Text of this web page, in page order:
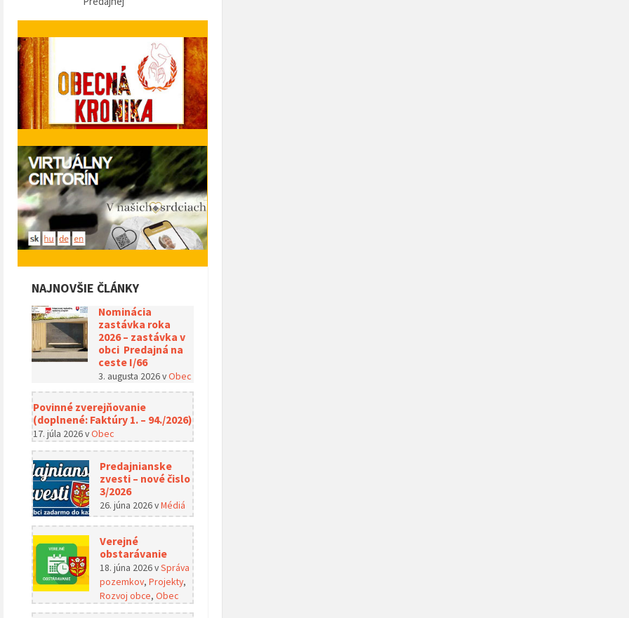
NAJNOVŠIE ČLÁNKY
Nominácia
zastávka roka
2026 – zastávka v
obci Predajná na
ceste I/66
3. augusta 2026vObec
Povinné zverejňovanie
(doplnené: Faktúry 1. – 94./2026)
17. júla 2026vObec
Predajnianske
zvesti – nové čislo
3/2026
26. júna 2026vMédiá
Verejné
obstarávanie
18. júna 2026vSpráva
pozemkov, Projekty,
Rozvoj obce, Obec